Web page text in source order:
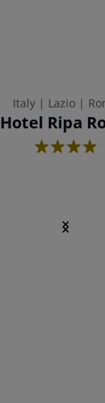
Italy | Lazio |
Hotel Ripa
4